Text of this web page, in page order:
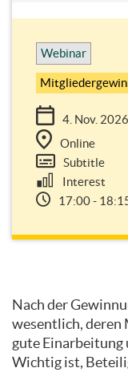
Webinar
4. Nov.
Online
Subtitle
Interest
17:00 -
outline
Nach der
wesentlich, deren
gute Einarbeitung
Wichtig ist,